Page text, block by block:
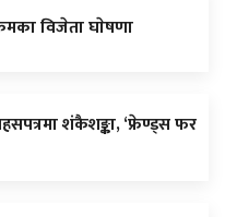
विजेता घाेषणा
शंकैशङ्का, ‘फ्रेण्ड्स फर